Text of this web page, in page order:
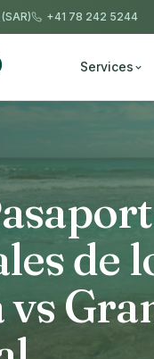
+41 78 242 5244
Services
de